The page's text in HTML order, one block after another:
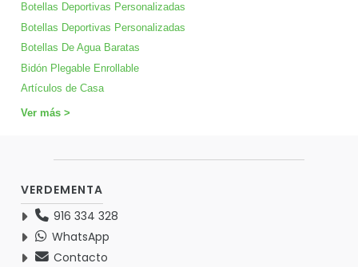
Botellas Deportivas Personalizadas
Botellas Deportivas Personalizadas
Botellas De Agua Baratas
Bidón Plegable Enrollable
Artículos de Casa
Ver más >
VERDEMENTA
916 334 328
WhatsApp
Contacto